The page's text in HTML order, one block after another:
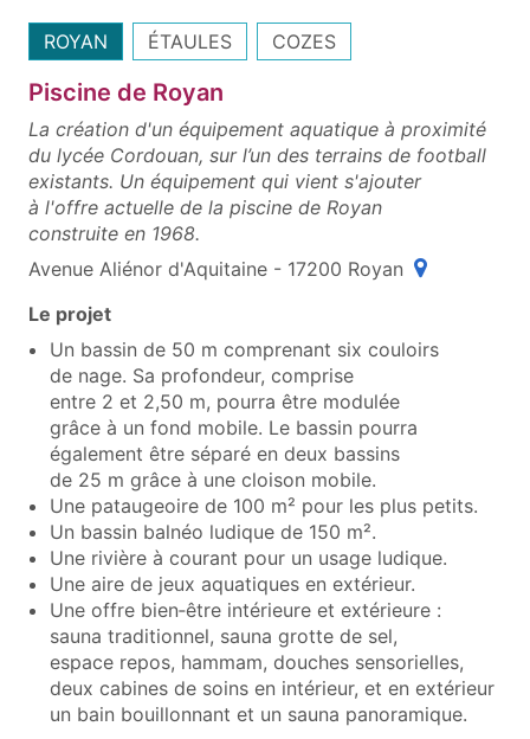
ROYAN ÉTAULES COZES
Piscine de Royan
La création d'un équipement aquatique à proximité
du lycée Cordouan, sur l’un des terrains de football
existants. Un équipement qui vient s'ajouter
à l'offre actuelle de la piscine de Royan
construite en 1968.
Avenue Aliénor d'Aquitaine - 17200 Royan (ouvre une
Le projet
Un bassin de 50 m comprenant six couloirs
de nage. Sa profondeur, comprise
entre 2 et 2,50 m, pourra être modulée
grâce à un fond mobile. Le bassin pourra
également être séparé en deux bassins
de 25 m grâce à une cloison mobile.
Une pataugeoire de 100 m² pour les plus petits.
Un bassin balnéo ludique de 150 m².
Une rivière à courant pour un usage ludique.
Une aire de jeux aquatiques en extérieur.
Une offre bien‑être intérieure et extérieure :
sauna traditionnel, sauna grotte de sel,
espace repos, hammam, douches sensorielles,
deux cabines de soins en intérieur, et en extérieur
un bain bouillonnant et un sauna panoramique.